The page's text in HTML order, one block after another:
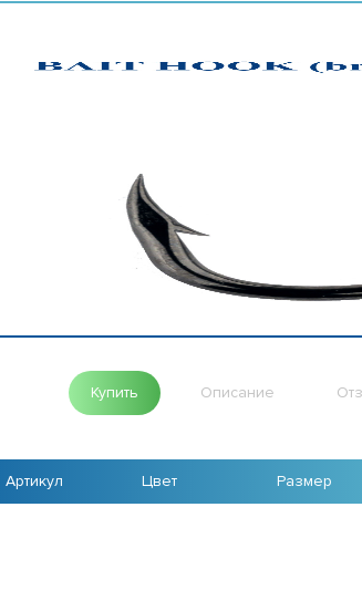
Купить Описание
Артикул Цвет Размер